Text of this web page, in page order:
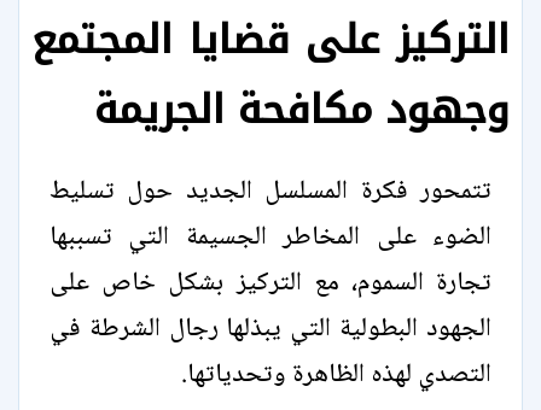
التركيز على قضايا المجتمع
وجهود مكافحة الجريمة
تتمحور فكرة المسلسل الجديد حول تسليط
الضوء على المخاطر الجسيمة التي تسببها
تجارة السموم، مع التركيز بشكل خاص على
الجهود البطولية التي يبذلها رجال الشرطة في
التصدي لهذه الظاهرة وتحدياتها.